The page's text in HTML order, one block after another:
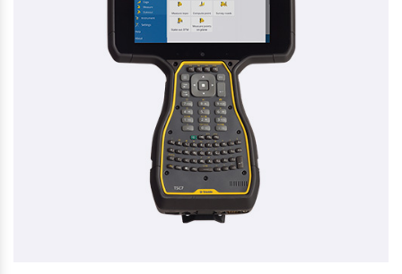
RETROMÆRKE 20MM X 20MM
10,00 kr. ekskl. moms